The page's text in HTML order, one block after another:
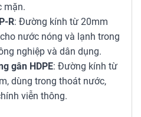
mặn.
R: Đường kính từ 20mm
nước nóng và lạnh trong
nghiệp và dân dụng.
gân HDPE: Đường kính từ
dùng trong thoát nước,
viễn thông.